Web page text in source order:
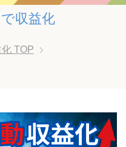
収益化
化 TOP